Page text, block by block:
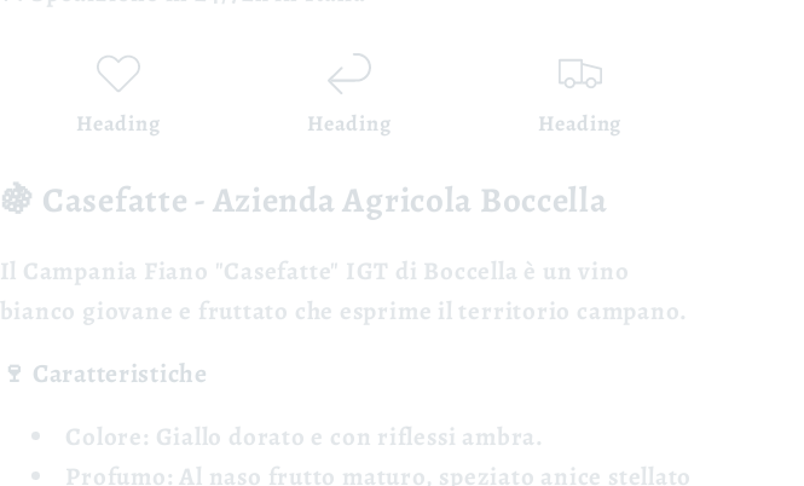
Heading Heading Heading
🍇 Casefatte - Azienda Agricola Boccella
Il Campania Fiano "Casefatte" IGT di Boccella è un vino
bianco giovane e fruttato che esprime il territorio campano.
🍷 Caratteristiche
Colore: Giallo dorato e con riflessi ambra.
Profumo: Al naso frutto maturo, speziato anice stellato